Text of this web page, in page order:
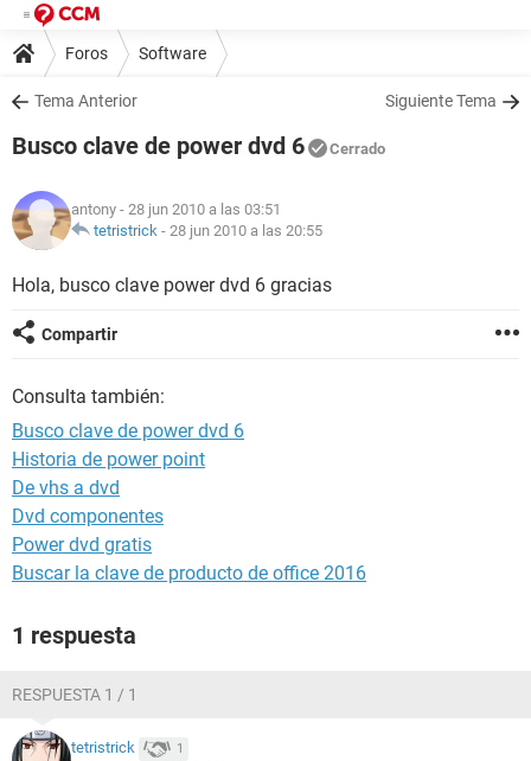
Foros Software
Tema Anterior Siguiente Tema
Busco clave de power dvd 6 Cerrado
antony - 28 jun 2010 a las 03:51
tetristrick - 28 jun 2010 a las 20:55
Hola, busco clave power dvd 6 gracias
Compartir
Consulta también:
Busco clave de power dvd 6
Historia de power point
De vhs a dvd
Dvd componentes
Power dvd gratis
Buscar la clave de producto de office 2016
1 respuesta
RESPUESTA 1 / 1
tetristrick 1